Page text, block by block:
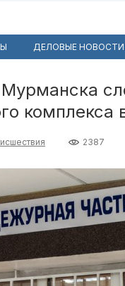
ДЕЛОВЫЕ НОВОСТИ
комплекса
2387